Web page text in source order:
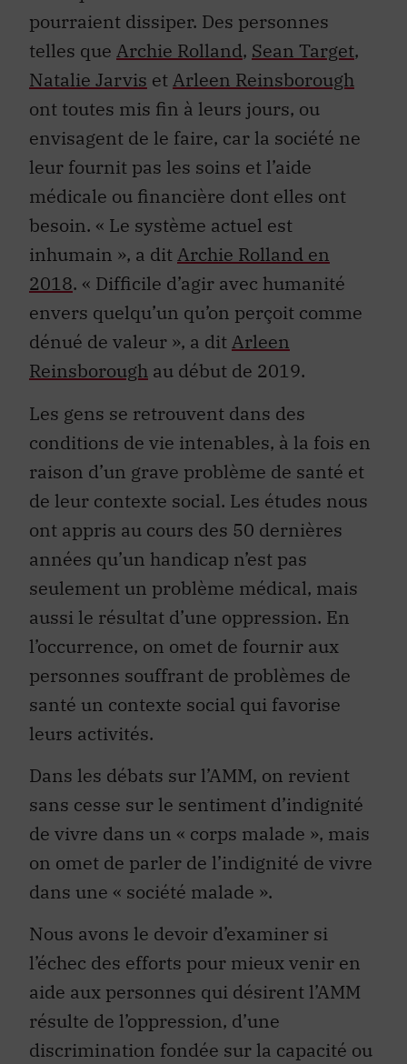
pourraient dissiper. Des personnes
telles que Archie Rolland, Sean Target,
Natalie Jarvis etArleen Reinsborough
ont toutes mis fin à leurs jours, ou
envisagent de le faire, car la société ne
leur fournit pas les soins et l’aide
médicale ou financière dont elles ont
besoin. « Le système actuel est
inhumain », a ditArchie Rolland en
2018. « Difficile d’agir avec humanité
envers quelqu’un qu’on perçoit comme
dénué de valeur », a ditArleen
Reinsborough au début de 2019.
Les gens se retrouvent dans des
conditions de vie intenables, à la fois en
raison d’un grave problème de santé et
de leur contexte social. Les études nous
ont appris au cours des 50 dernières
années qu’un handicap n’est pas
seulement un problème médical, mais
aussi le résultat d’une oppression. En
l’occurrence, on omet de fournir aux
personnes souffrant de problèmes de
santé un contexte social qui favorise
leurs activités.
Dans les débats sur l’AMM, on revient
sans cesse sur le sentiment d’indignité
de vivre dans un « corps malade », mais
on omet de parler de l’indignité de vivre
dans une « société malade ».
Nous avons le devoir d’examiner si
l’échec des efforts pour mieux venir en
aide aux personnes qui désirent l’AMM
résulte de l’oppression, d’une
discrimination fondée sur la capacité ou